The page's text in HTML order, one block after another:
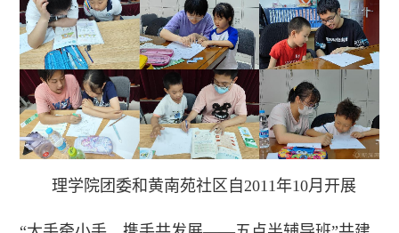
理学院团委和黄南苑社区自2011年10月开展